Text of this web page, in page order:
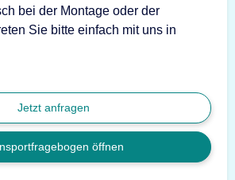
bei der Montage oder der
Sie bitte einfach mit uns in
Jetzt anfragen
öffnen